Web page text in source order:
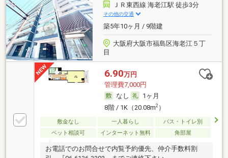
ＪＲ東西線 海老江駅 徒歩3分
その他の交通
築5年10ヶ月 / 9階建
大阪府大阪市福島区海老江５丁
目
6.90万円
管理費7,000円
なし
1ヶ月
8階 / 1K（20.08m2）
敷金なし 一人暮らし
バス・トイレ別
ペット相談可
インターネット無料 角部屋
お電話でのお問合せで内覧予約優先、仲介手数料割